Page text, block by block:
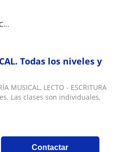
Todas los niveles y
MUSICAL, LECTO - ESCRITURA
Las clases son individuales,
Contactar